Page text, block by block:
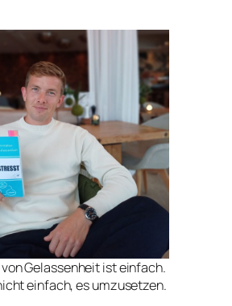
Gelassenheit ist einfach.
einfach, es umzusetzen.